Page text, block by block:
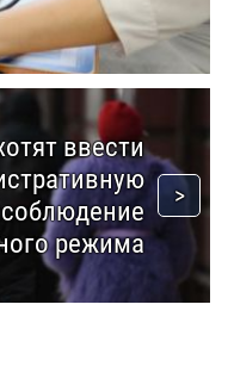
ввести
режима